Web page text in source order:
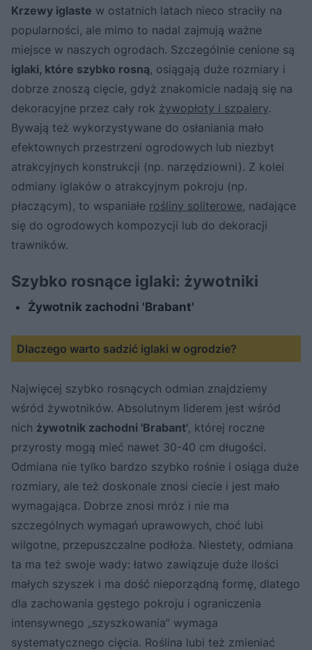
Krzewy iglaste w ostatnich latach nieco straciły na
popularności, ale mimo to nadal zajmują ważne
miejsce w naszych ogrodach. Szczególnie cenione są
iglaki, które szybko rosną, osiągają duże rozmiary i
dobrze znoszą cięcie, gdyż znakomicie nadają się na
dekoracyjne przez cały rok żywopłoty i szpalery.
Bywają też wykorzystywane do osłaniania mało
efektownych przestrzeni ogrodowych lub niezbyt
atrakcyjnych konstrukcji (np. narzędziowni). Z kolei
odmiany iglaków o atrakcyjnym pokroju (np.
płaczącym), to wspaniałe rośliny soliterowe, nadające
się do ogrodowych kompozycji lub do dekoracji
trawników.
Szybko rosnące iglaki: żywotniki
Żywotnik zachodni 'Brabant'
Dlaczego warto sadzić iglaki w ogrodzie?
Najwięcej szybko rosnących odmian znajdziemy
wśród żywotników. Absolutnym liderem jest wśród
nich żywotnik zachodni 'Brabant', której roczne
przyrosty mogą mieć nawet 30-40 cm długości.
Odmiana nie tylko bardzo szybko rośnie i osiąga duże
rozmiary, ale też doskonale znosi ciecie i jest mało
wymagająca. Dobrze znosi mróz i nie ma
szczególnych wymagań uprawowych, choć lubi
wilgotne, przepuszczalne podłoża. Niestety, odmiana
ta ma też swoje wady: łatwo zawiązuje duże ilości
małych szyszek i ma dość nieporządną formę, dlatego
dla zachowania gęstego pokroju i ograniczenia
intensywnego „szyszkowania” wymaga
systematycznego cięcia. Roślina lubi też zmieniać